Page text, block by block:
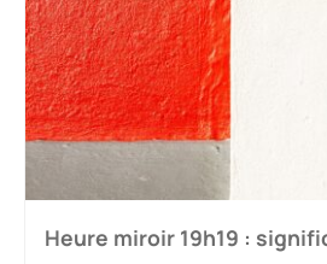
Heure miroir 19h19 :